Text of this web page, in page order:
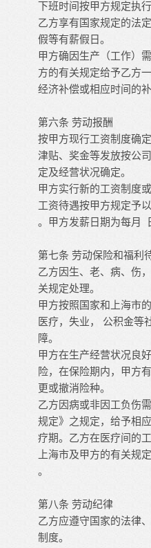
下班时间按甲方规定执行
乙方享有国家规定的法
假等有薪假日。
甲方确因生产（工作）
方的有关规定给予乙方
经济补偿或相应时间的补
第六条 劳动报酬
按甲方现行工资制度确
津贴、奖金等发放按公
定及经营状况确定。
甲方实行新的工资制度
工资待遇按甲方规定予
。甲方发薪日期为每月
第七条 劳动保险和福利
乙方因生、老、病、伤
关规定处理。
甲方按照国家和上海市
医疗，失业，
公积金等
障。
甲方在生产经营状况良
险，在保险期内，甲方
更或撤消险种。
乙方因病或非因工负伤
规定》之规定，给予相
疗期。乙方在医疗间的
上海市及甲方的有关规
。
第八条 劳动纪律
乙方应遵守国家的法律
制度。